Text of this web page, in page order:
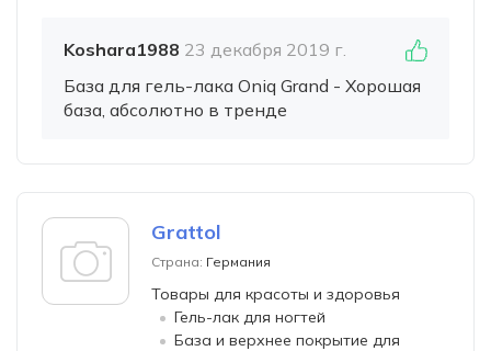
Koshara1988 23 декабря 2019 г.
База для гель-лака Oniq Grand - Хорошая
база, абсолютно в тренде
Grattol
Страна: Германия
Товары для красоты и здоровья
Гель-лак для ногтей
База и верхнее покрытие для